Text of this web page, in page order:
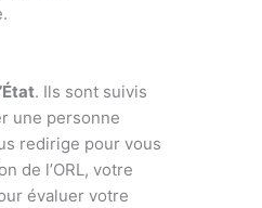
. Ils sont suivis
une personne
redirige pour vous
de l’ORL, votre
évaluer votre